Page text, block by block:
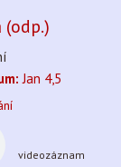
Jan 4,5
videozáznam